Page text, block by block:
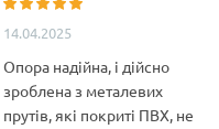
14.04.2025
Опора надійна, і дійсно
зроблена з металевих
прутів, які покриті ПВХ, не